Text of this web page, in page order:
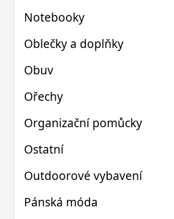
Notebooky
Oblečky a doplňky
Obuv
Ořechy
Organizační pomůcky
Ostatní
Outdoorové vybavení
Pánská móda